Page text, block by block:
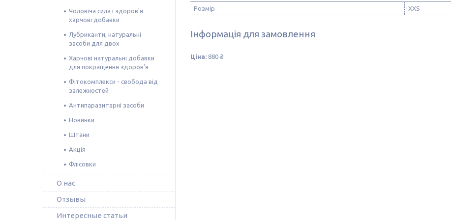
Розмір XXS
Інформація для замовлення
Ціна: 880 ₴
Чоловіча сила і здоров'я
харчові добавки
Лубриканти, натуральні
засоби для двох
Харчові натуральні добавки
для покращення здоров'я
Фітокомплекси - свобода від
залежностей
Антипаразитарні засоби
Новинки
Штани
Акція
Флісовки
О нас
Отзывы
Интересные статьи